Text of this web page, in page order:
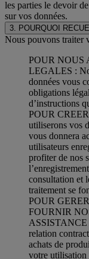
les parties le devoir
sur vos données.
3. POURQUOI
Nous pouvons traiter
POUR NOUS
LEGALES :
données vous
obligations
d’instructions
POUR
utiliserons vos
vous donnera
utilisateurs
profiter de nos
consultation et
traitement se
POUR
FOURNIR
ASSISTANCE
relation
achats de
votre utilisation